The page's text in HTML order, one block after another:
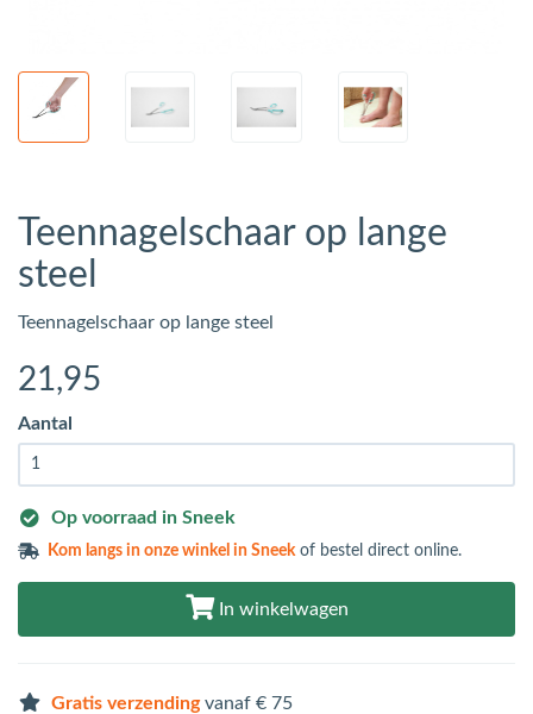
Teennagelschaar op lange
steel
Teennagelschaar op lange steel
21 ,95
Aantal
Op voorraad in Sneek
Kom langs inonze winkel in Sneek of bestel direct online.
In winkelwagen
Gratis verzendingvanaf € 75